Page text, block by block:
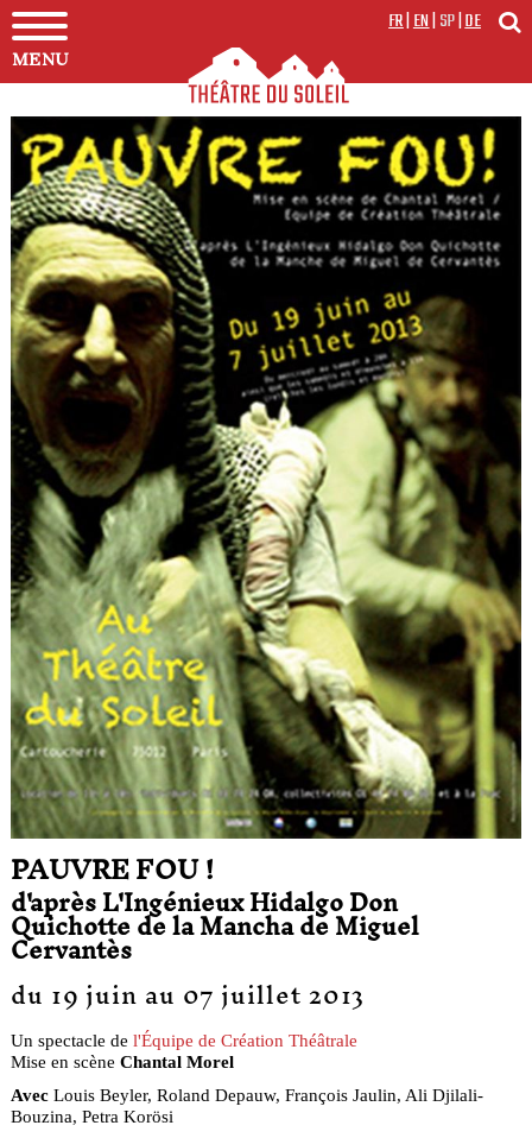
MENU
FR|EN|SP|DE
PAUVRE FOU !
d'après L'Ingénieux Hidalgo Don
Quichotte de la Mancha de Miguel
Cervantès
du 19 juin au 07 juillet 2013
Un spectacle de l'Équipe de Création Théâtrale
Mise en scène Chantal Morel
Avec Louis Beyler, Roland Depauw, François Jaulin, Ali Djilali-
Bouzina, Petra Korösi